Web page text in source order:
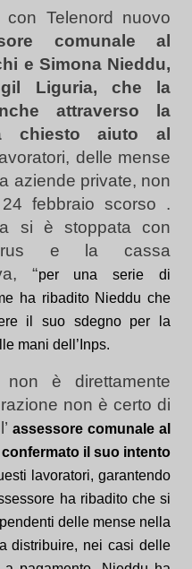
Telenord nuovo
comunale al
e Simona Nieddu,
Liguria, che la
attraverso la
chiesto aiuto al
delle mense
aziende private, non
febbraio scorso .
si è stoppata con
e la cassa
“per una serie di
ha ribadito Nieddu che
il suo sdegno per la
mani dell’Inps.
è direttamente
non è certo di
assessore comunale al
confermato il suo intento
lavoratori, garantendo
ha ribadito che si
delle mense nella
distribuire, nei casi delle